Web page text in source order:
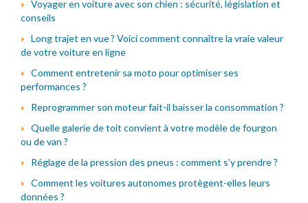
Voyager en voiture avec son chien : sécurité, législation et
conseils
Long trajet en vue ? Voici comment connaître la vraie valeur
de votre voiture en ligne
Comment entretenir sa moto pour optimiser ses
performances ?
Reprogrammer son moteur fait-il baisser la consommation ?
Quelle galerie de toit convient à votre modèle de fourgon
ou de van ?
Réglage de la pression des pneus : comment s'y prendre ?
Comment les voitures autonomes protègent-elles leurs
données ?